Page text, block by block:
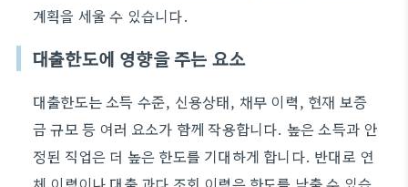
계획을 세울 수 있습니다.
대출한도에 영향을 주는 요소
대출한도는 소득 수준, 신용상태, 채무 이력, 현재 보증
금 규모 등 여러 요소가 함께 작용합니다. 높은 소득과 안
정된 직업은 더 높은 한도를 기대하게 합니다. 반대로 연